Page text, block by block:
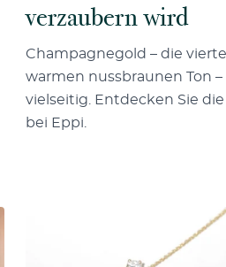
verzaubern wird
Champagnegold – die
warmen nussbraunen Ton
vielseitig. Entdecken Sie
bei Eppi.